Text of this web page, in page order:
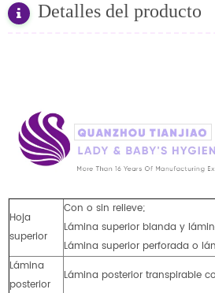
Detalles del producto
Hoja
superior
Con o sin relieve;
Lámina superior blanda y
Lámina superior perforada o
Lámina
posterior
Lámina posterior transpirable